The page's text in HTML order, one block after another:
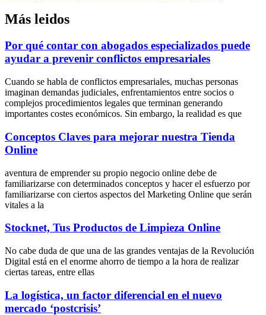
Más leidos
Por qué contar con abogados especializados puede
ayudar a prevenir conflictos empresariales
Cuando se habla de conflictos empresariales, muchas personas
imaginan demandas judiciales, enfrentamientos entre socios o
complejos procedimientos legales que terminan generando
importantes costes económicos. Sin embargo, la realidad es que
Conceptos Claves para mejorar nuestra Tienda
Online
aventura de emprender su propio negocio online debe de
familiarizarse con determinados conceptos y hacer el esfuerzo por
familiarizarse con ciertos aspectos del Marketing Online que serán
vitales a la
Stocknet, Tus Productos de Limpieza Online
No cabe duda de que una de las grandes ventajas de la Revolución
Digital está en el enorme ahorro de tiempo a la hora de realizar
ciertas tareas, entre ellas
La logística, un factor diferencial en el nuevo
mercado ‘postcrisis’